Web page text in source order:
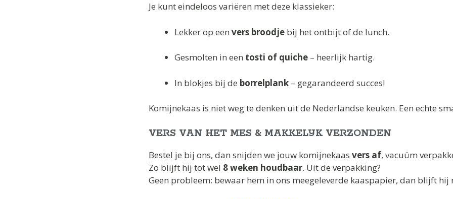
Je kunt eindeloos variëren met deze klassieker:
Lekker op een vers broodje bij het ontbijt of de lunch.
Gesmolten in een tosti of quiche – heerlijk hartig.
In blokjes bij de borrelplank – gegarandeerd succes!
Komijnekaas is niet weg te denken uit de Nederlandse keuken. Een echte
VERS VAN HET MES & MAKKELIJK VERZONDEN
Bestel je bij ons, dan snijden we jouw komijnekaas vers af, vacuüm
Zo blijft hij tot wel 8 weken houdbaar. Uit de verpakking?
Geen probleem: bewaar hem in ons meegeleverde kaaspapier, dan blijft hij